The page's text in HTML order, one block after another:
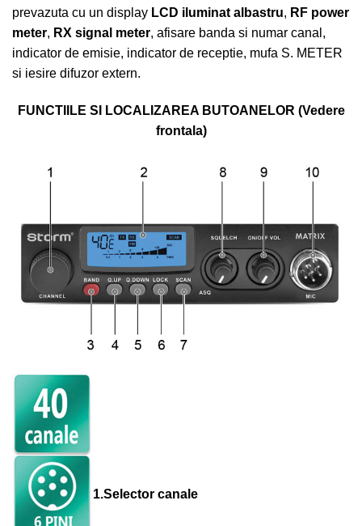
prevazuta cu un display LCD iluminat albastru, RF power
meter, RX signal meter, afisare banda si numar canal,
indicator de emisie, indicator de receptie, mufa S. METER
si iesire difuzor extern.
FUNCTIILE SI LOCALIZAREA BUTOANELOR (Vedere
frontala)
1.Selector canale